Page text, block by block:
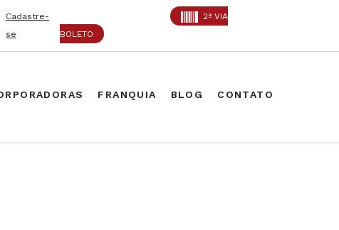
Cadastre-
se
2ª VIA
BOLETO
FRANQUIA BLOG CONTATO